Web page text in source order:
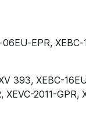
,
393, XEBC-
, XEVC-2011-GPR,